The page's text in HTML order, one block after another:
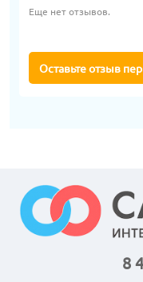
Еще нет отзывов.
Оставьте отзыв
8